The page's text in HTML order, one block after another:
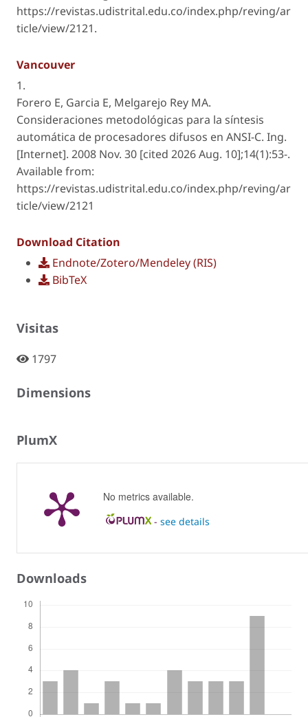
https://revistas.udistrital.edu.co/index.php/reving/ar
ticle/view/2121.
Vancouver
1.
Forero E, Garcia E, Melgarejo Rey MA.
Consideraciones metodológicas para la síntesis
automática de procesadores difusos en ANSI-C. Ing.
[Internet]. 2008 Nov. 30 [cited 2026 Aug. 10];14(1):53-.
Available from:
https://revistas.udistrital.edu.co/index.php/reving/ar
ticle/view/2121
Download Citation
Endnote/Zotero/Mendeley (RIS)
BibTeX
Visitas
1797
Dimensions
PlumX
No metrics available.
- see details
Downloads